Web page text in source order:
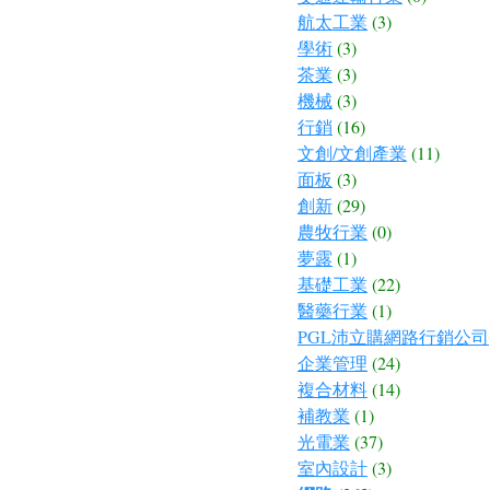
航太工業 (3)
學術(3)
茶業 (3)
機械(3)
行銷(16)
文創/文創產業 (11)
面板 (3)
創新(29)
農牧行業 (0)
夢露 (1)
基礎工業 (22)
醫藥行業 (1)
PGL沛立購網路行銷公司
企業管理 (24)
複合材料(14)
補教業 (1)
光電業 (37)
室內設計(3)